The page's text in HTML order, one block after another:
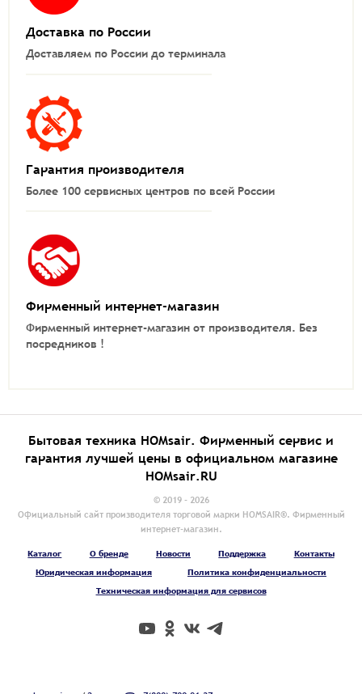
Доставка по России
Доставляем по России до терминала
Гарантия производителя
Более 100 сервисных центров по всей России
Фирменный интернет-магазин
Фирменный интернет-магазин от производителя. Без
посредников !
Бытовая техника HOMsair. Фирменный сервис и
гарантия лучшей цены в официальном магазине
HOMsair.RU
© 2019 - 2026
Официальный сайт производителя торговой марки HOMSAIR®. Фирменный
интернет-магазин.
Каталог О бренде Новости Поддержка
Контакты
Юридическая информация
Политика конфиденциальности
Техническая информация для сервисов